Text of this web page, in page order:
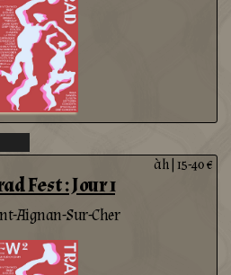
Fest : Jour 1
Aignan-Sur-Cher
àh| 15-40 €